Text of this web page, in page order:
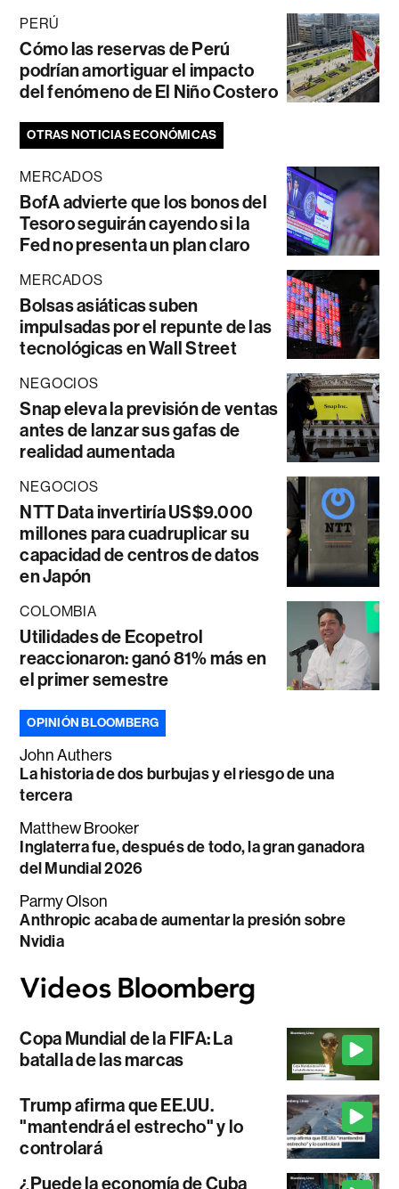
PERÚ
Cómo las reservas de Perú
podrían amortiguar el impacto
del fenómeno de El Niño Costero
OTRAS NOTICIAS ECONÓMICAS
MERCADOS
BofA advierte que los bonos del
Tesoro seguirán cayendo si la
Fed no presenta un plan claro
MERCADOS
Bolsas asiáticas suben
impulsadas por el repunte de las
tecnológicas en Wall Street
NEGOCIOS
Snap eleva la previsión de ventas
antes de lanzar sus gafas de
realidad aumentada
NEGOCIOS
NTT Data invertiría US$9.000
millones para cuadruplicar su
capacidad de centros de datos
en Japón
COLOMBIA
Utilidades de Ecopetrol
reaccionaron: ganó 81% más en
el primer semestre
OPINIÓN BLOOMBERG
John Authers
La historia de dos burbujas y el riesgo de una
tercera
Matthew Brooker
Inglaterra fue, después de todo, la gran ganadora
del Mundial 2026
Parmy Olson
Anthropic acaba de aumentar la presión sobre
Nvidia
Copa Mundial de la FIFA: La
batalla de las marcas
Trump afirma que EE.UU.
"mantendrá el estrecho" y lo
controlará
¿Puede la economía de Cuba